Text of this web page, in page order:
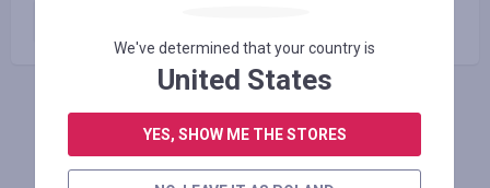
We've determined that your country is
United States
YES, SHOW ME THE STORES